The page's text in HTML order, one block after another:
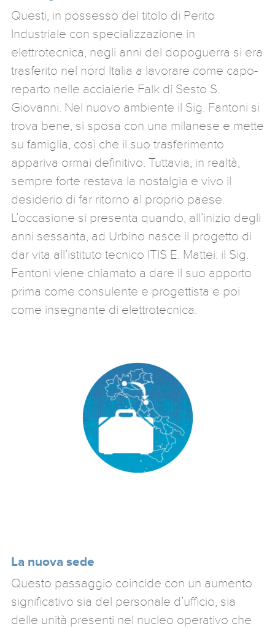
Questi, in possesso del titolo di Perito
Industriale con specializzazione in
elettrotecnica, negli anni del dopoguerra si era
trasferito nel nord Italia a lavorare come capo-
reparto nelle acciaierie Falk di Sesto S.
Giovanni. Nel nuovo ambiente il Sig. Fantoni si
trova bene, si sposa con una milanese e mette
su famiglia, così che il suo trasferimento
appariva ormai definitivo. Tuttavia, in realtà,
sempre forte restava la nostalgia e vivo il
desiderio di far ritorno al proprio paese.
L’occasione si presenta quando, all’inizio degli
anni sessanta, ad Urbino nasce il progetto di
dar vita all’istituto tecnico ITIS E. Mattei: il Sig.
Fantoni viene chiamato a dare il suo apporto
prima come consulente e progettista e poi
come insegnante di elettrotecnica.
La nuova sede
Questo passaggio coincide con un aumento
significativo sia del personale d’ufficio, sia
delle unità presenti nel nucleo operativo che